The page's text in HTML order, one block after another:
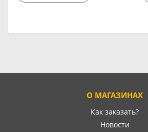
О МАГАЗИНАХ
Как заказать?
Новости